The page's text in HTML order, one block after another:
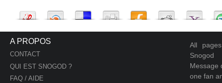
A PROPOS
CONTACT
QUI EST SNOGOD ?
FAQ / AIDE
All
Snogod
Message
one fan